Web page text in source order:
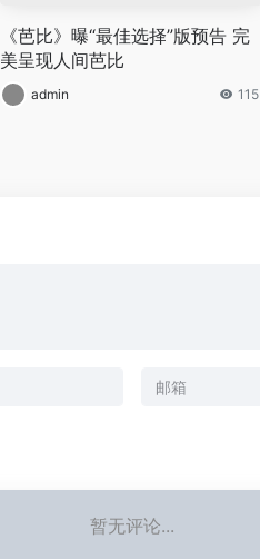
《芭比》曝“最佳选择”版预告 完
美呈现人间芭比
admin 115
暂无评论...